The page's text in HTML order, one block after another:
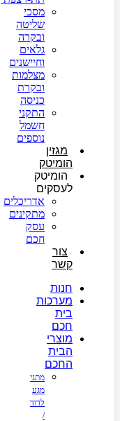
מסכי
שליטה
ובקרה
גלאים
וחיישנים
מצלמות
ובקרת
כניסה
התקני
חשמל
נוספים
מגזין
הומיטק
הומיטק
לעסקים
אדריכלים
מתקינים
עסק
חכם
צור
קשר
חנות
מערכות
בית
חכם
מוצרי
הבית
החכם
מתגי
מגע
לדוד
/